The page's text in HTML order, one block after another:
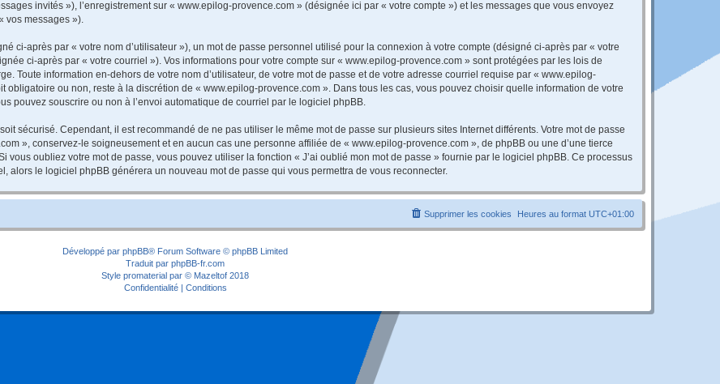
invités »), l’enregistrement sur « www.epilog-provence.com » (désignée ici par « votre compte ») et les messages que vous envoyez
vos messages »).
ci-après par « votre nom d’utilisateur »), un mot de passe personnel utilisé pour la connexion à votre compte (désigné ci-après par « votre
ci-après par « votre courriel »). Vos informations pour votre compte sur « www.epilog-provence.com » sont protégées par les lois de
Toute information en-dehors de votre nom d’utilisateur, de votre mot de passe et de votre adresse courriel requise par « www.epilog-
obligatoire ou non, reste à la discrétion de « www.epilog-provence.com ». Dans tous les cas, vous pouvez choisir quelle information de votre
pouvez souscrire ou non à l’envoi automatique de courriel par le logiciel phpBB.
sécurisé. Cependant, il est recommandé de ne pas utiliser le même mot de passe sur plusieurs sites Internet différents. Votre mot de passe
», conservez-le soigneusement et en aucun cas une personne affiliée de « www.epilog-provence.com », de phpBB ou une d’une tierce
vous oubliez votre mot de passe, vous pouvez utiliser la fonction « J’ai oublié mon mot de passe » fournie par le logiciel phpBB. Ce processus
alors le logiciel phpBB générera un nouveau mot de passe qui vous permettra de vous reconnecter.
Heures au format UTC+01:00
Supprimer les cookies
Développé par phpBB® Forum Software © phpBB Limited
Traduit par phpBB-fr.com
Style promaterial par © Mazeltof 2018
Confidentialité| Conditions